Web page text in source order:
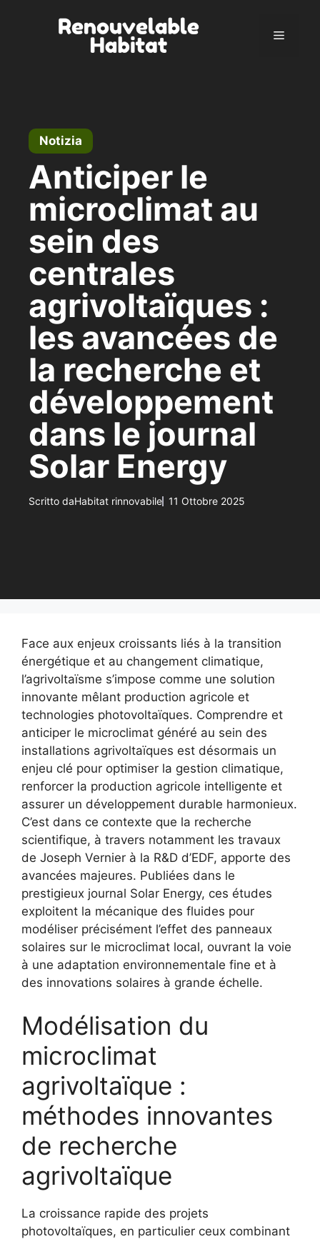
Menu
Notizia
Anticiper le
microclimat au
sein des
centrales
agrivoltaïques :
les avancées de
la recherche et
développement
dans le journal
Solar Energy
Scritto daHabitat rinnovabile 11 Ottobre 2025
Face aux enjeux croissants liés à la transition
énergétique et au changement climatique,
l’agrivoltaïsme s’impose comme une solution
innovante mêlant production agricole et
technologies photovoltaïques. Comprendre et
anticiper le microclimat généré au sein des
installations agrivoltaïques est désormais un
enjeu clé pour optimiser la gestion climatique,
renforcer la production agricole intelligente et
assurer un développement durable harmonieux.
C’est dans ce contexte que la recherche
scientifique, à travers notamment les travaux
de Joseph Vernier à la R&D d’EDF, apporte des
avancées majeures. Publiées dans le
prestigieux journal Solar Energy, ces études
exploitent la mécanique des fluides pour
modéliser précisément l’effet des panneaux
solaires sur le microclimat local, ouvrant la voie
à une adaptation environnementale fine et à
des innovations solaires à grande échelle.
Modélisation du
microclimat
agrivoltaïque :
méthodes innovantes
de recherche
agrivoltaïque
La croissance rapide des projets
photovoltaïques, en particulier ceux combinant